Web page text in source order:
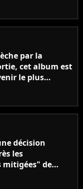
par la
cet album est
le plus
auteur
décision
les
mitigées" de
&